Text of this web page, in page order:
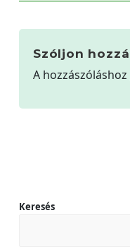
Szóljon hozzá
A hozzászóláshoz
Keresés